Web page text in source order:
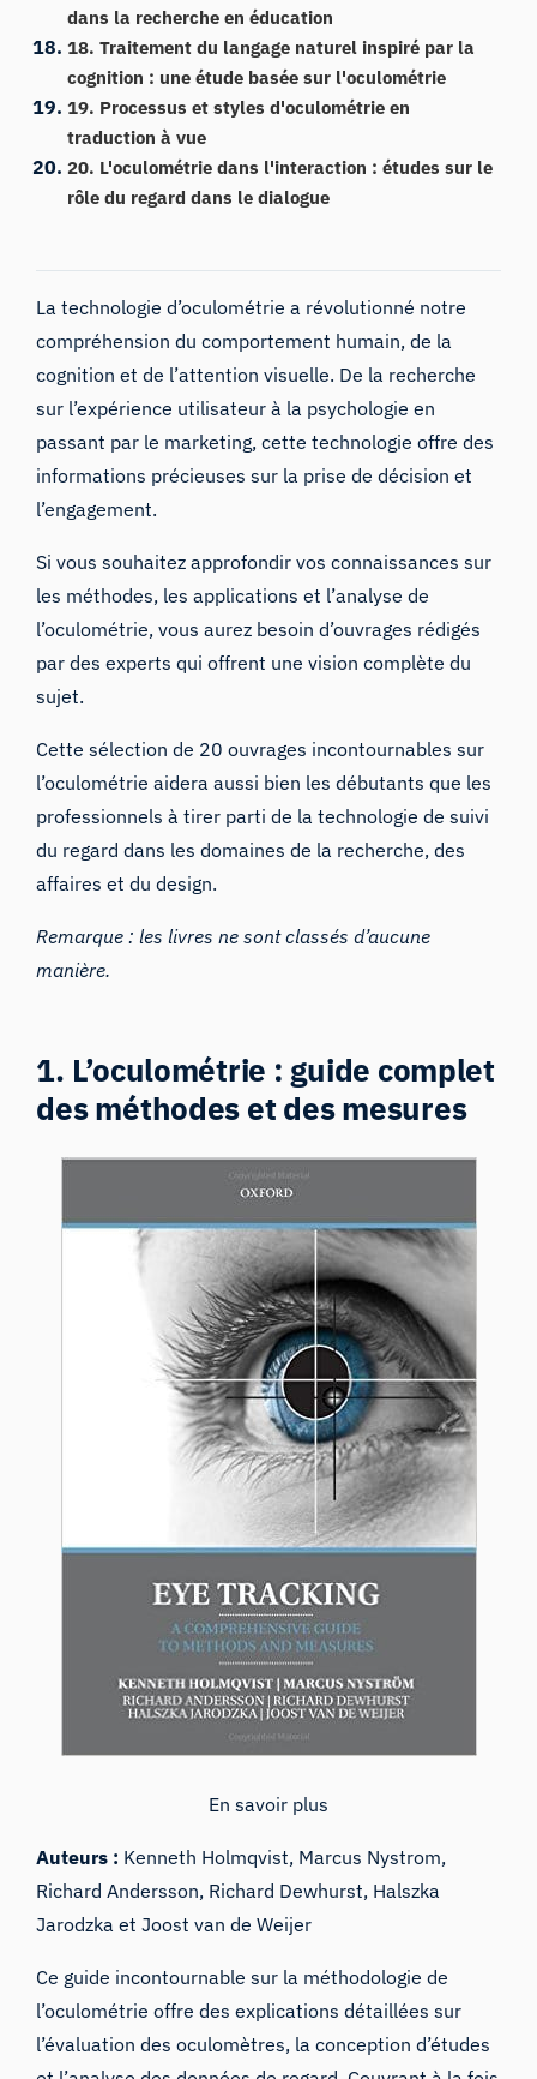
dans la recherche en éducation
18. Traitement du langage naturel inspiré par la
cognition : une étude basée sur l'oculométrie
19. Processus et styles d'oculométrie en
traduction à vue
20. L'oculométrie dans l'interaction : études sur le
rôle du regard dans le dialogue
La technologie d’oculométrie a révolutionné notre
compréhension du comportement humain, de la
cognition et de l’attention visuelle. De la recherche
sur l’expérience utilisateur à la psychologie en
passant par le marketing, cette technologie offre des
informations précieuses sur la prise de décision et
l’engagement.
Si vous souhaitez approfondir vos connaissances sur
les méthodes, les applications et l’analyse de
l’oculométrie, vous aurez besoin d’ouvrages rédigés
par des experts qui offrent une vision complète du
sujet.
Cette sélection de 20 ouvrages incontournables sur
l’oculométrie aidera aussi bien les débutants que les
professionnels à tirer parti de la technologie de suivi
du regard dans les domaines de la recherche, des
affaires et du design.
Remarque : les livres ne sont classés d’aucune
manière.
1. L’oculométrie : guide complet
des méthodes et des mesures
En savoir plus
Auteurs : Kenneth Holmqvist, Marcus Nystrom,
Richard Andersson, Richard Dewhurst, Halszka
Jarodzka et Joost van de Weijer
Ce guide incontournable sur la méthodologie de
l’oculométrie offre des explications détaillées sur
l’évaluation des oculomètres, la conception d’études